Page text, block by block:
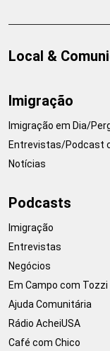
Local &
Imigração
Imigração em Dia/
Entrevistas/Podcast
Notícias
Podcasts
Imigração
Entrevistas
Negócios
Em Campo com Tozzi
Ajuda Comunitária
Rádio AcheiUSA
Café com Chico